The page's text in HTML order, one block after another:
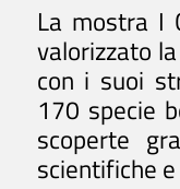
La mostra I
valorizzato
con i suoi
170 specie
scoperte
scientifiche